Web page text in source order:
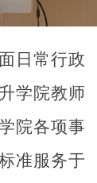
日常行政
学院教师
院各项事
准服务于